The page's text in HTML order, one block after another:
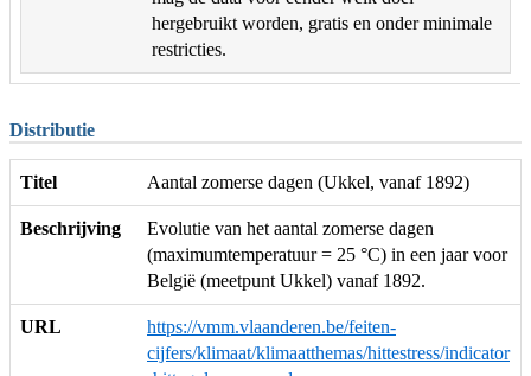
hergebruikt worden, gratis en onder minimale
restricties.
Distributie
Titel Aantal zomerse dagen (Ukkel, vanaf 1892)
Beschrijving
Evolutie van het aantal zomerse dagen
(maximumtemperatuur = 25 °C) in een jaar voor
België (meetpunt Ukkel) vanaf 1892.
URL
https://vmm.vlaanderen.be/feiten-
cijfers/klimaat/klimaatthemas/hittestress/indicator